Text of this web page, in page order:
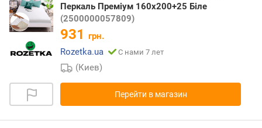
Перкаль Преміум 160х200+25 Біле
(2500000057809)
931 грн.
Rozetka.ua
С нами 7 лет
(Киев)
Перейти в магазин